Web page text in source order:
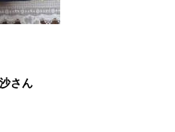
さん